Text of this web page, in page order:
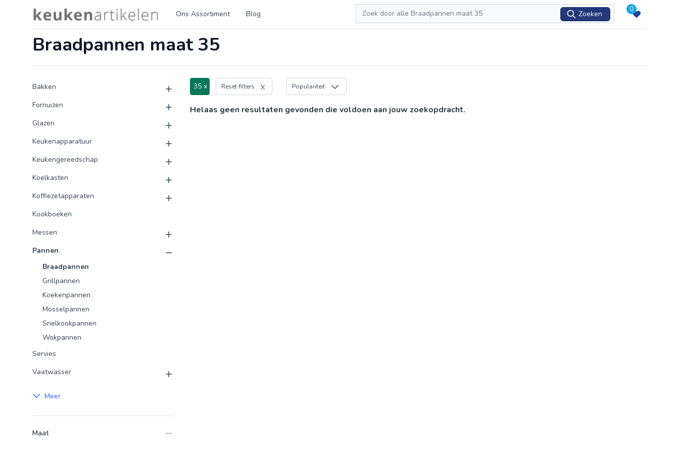
Logo keukenartikelen.com Ons Assortiment Blog
Zoeken
Zoeken
0
Braadpannen maat 35
Producten
Product categorieën
Bakken
Fornuizen
Glazen
Keukenapparatuur
Keukengereedschap
Koelkasten
Koffiezetapparaten
Kookboeken
Messen
Pannen
Braadpannen
Grillpannen
Koekenpannen
Mosselpannen
Snelkookpannen
Wokpannen
Servies
Vaatwasser
Meer
Maat
35 x Reset filters Populariteit
Helaas geen resultaten gevonden die voldoen aan jouw zoekopdracht.